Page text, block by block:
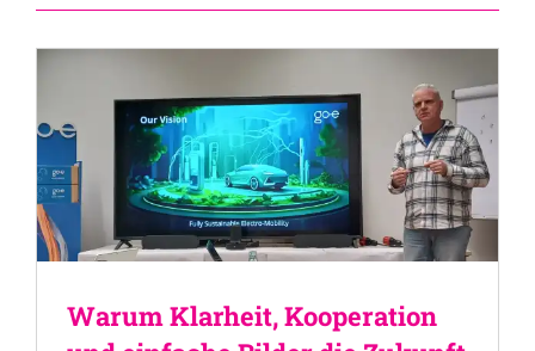
Warum Klarheit, Kooperation